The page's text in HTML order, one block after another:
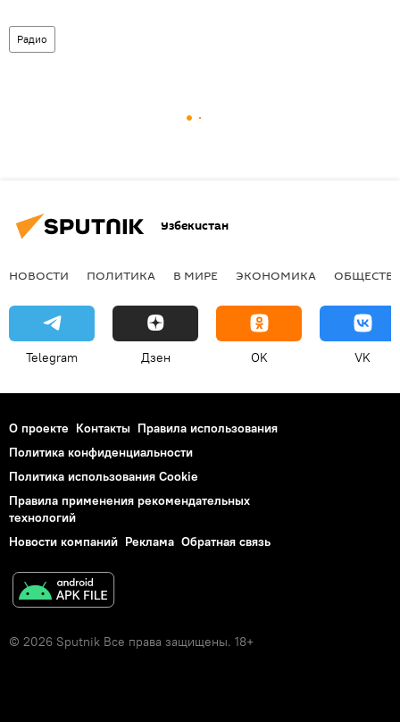
Радио
Узбекистан
НОВОСТИ ПОЛИТИКА В МИРЕ ЭКОНОМИКА
Telegram Дзен OK VK
О проекте Контакты Правила использования
Политика конфиденциальности
Политика использования Cookie
Правила применения рекомендательных
технологий
Новости компаний Реклама Обратная связь
© 2026 Sputnik Все права защищены. 18+